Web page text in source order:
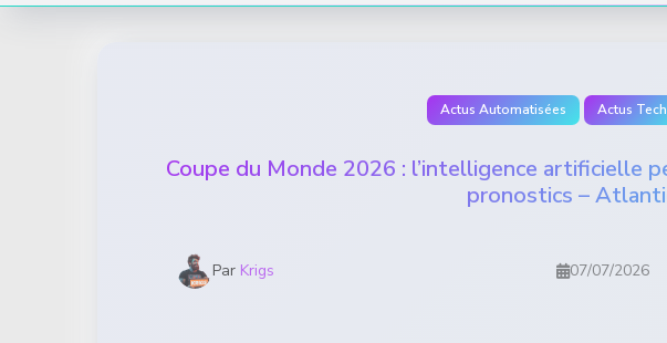
Actus Automatisées Actus Tech
Coupe du Monde 2026 : l’intelligence artificielle
pronostics –
Par Krigs 07/07/2026